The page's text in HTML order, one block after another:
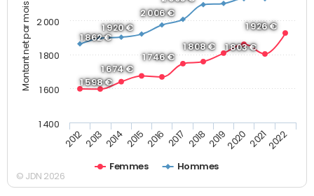
Montant net par mois (€) 1 598 €
1 674 €
1 746 €
1 808 € 1 803 €
1 926 €
1 862 €
1 920 €
2 006 €
Femmes Hommes
2012 2013 2014 2015 2016 2017 2018 20192020 20212022
1 400
1 600
1 800
2 000
© JDN 2026